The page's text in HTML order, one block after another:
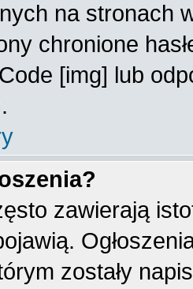
na stronach
chronione
[img] lub
zawierają
zostały